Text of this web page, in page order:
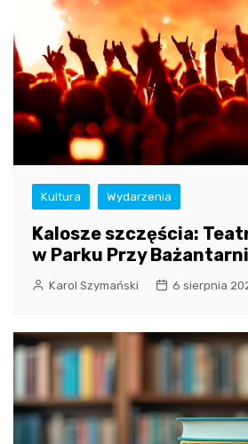
Kultura Wydarzenia
Kalosze szczęścia:
w Parku Przy Bażantarni
Karol Szymański 6 sierpnia